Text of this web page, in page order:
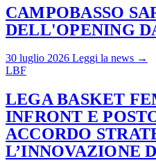
CAMPOBASSO
DELL'OPENING
30 luglio 2026 Leggi la news →
LBF
LEGA BASKET
INFRONT E
ACCORDO
L’INNOVAZIONE